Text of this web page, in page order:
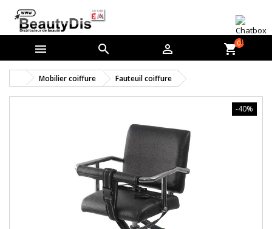
   shopping_cart0
Mobilier coiffure Fauteuil coiffure
-40%